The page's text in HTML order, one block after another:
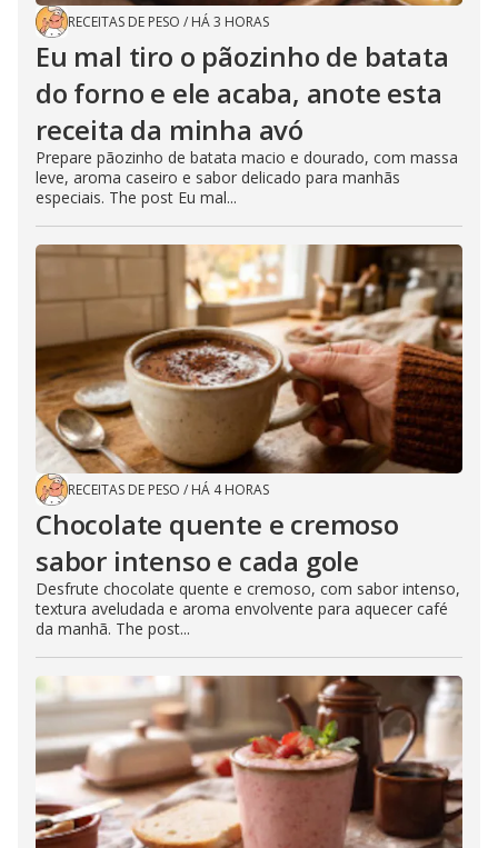
RECEITAS DE PESO / HÁ 3 HORAS
Eu mal tiro o pãozinho de batata
do forno e ele acaba, anote esta
receita da minha avó
Prepare pãozinho de batata macio e dourado, com massa
leve, aroma caseiro e sabor delicado para manhãs
especiais. The post Eu mal...
RECEITAS DE PESO / HÁ 4 HORAS
Chocolate quente e cremoso
sabor intenso e cada gole
Desfrute chocolate quente e cremoso, com sabor intenso,
textura aveludada e aroma envolvente para aquecer café
da manhã. The post...